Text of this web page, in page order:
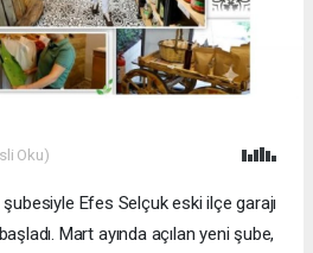
Oku)
şubesiyle Efes Selçuk eski ilçe garajı
Mart ayında açılan yeni şube,